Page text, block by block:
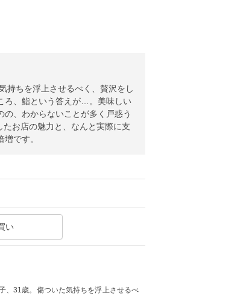
持ちを浮上させるべく、贅沢をし
ろ、鮨という答えが…。美味しい
、わからないことが多く戸惑う
お店の魅力と、なんと実際に支
です。
い
、31歳。傷ついた気持ちを浮上させるべ